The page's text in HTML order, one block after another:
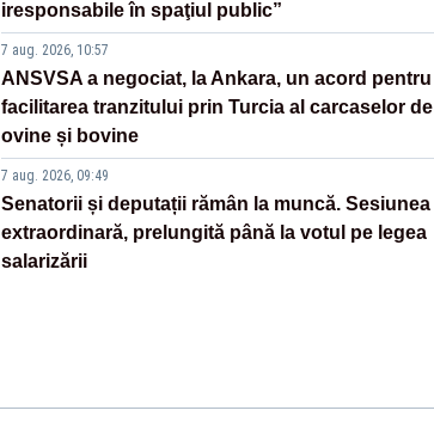
iresponsabile în spaţiul public”
7 aug. 2026, 10:57
ANSVSA a negociat, la Ankara, un acord pentru
facilitarea tranzitului prin Turcia al carcaselor de
ovine și bovine
7 aug. 2026, 09:49
Senatorii și deputații rămân la muncă. Sesiunea
extraordinară, prelungită până la votul pe legea
salarizării